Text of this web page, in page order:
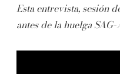
Esta entrevista, sesión
antes de la huelga